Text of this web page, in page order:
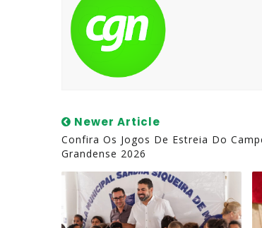
Newer Article
Confira Os Jogos De Estreia Do
Grandense 2026